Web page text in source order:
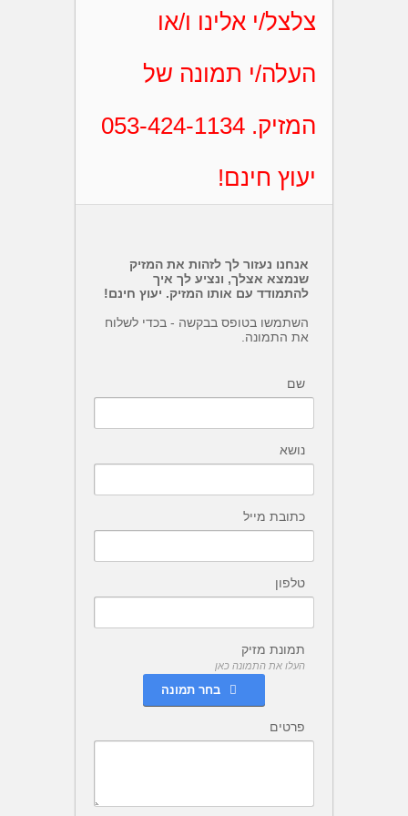
צלצל/י אלינו ו/או
העלה/י תמונה של
המזיק. 053-424-1134
יעוץ חינם!
אנחנו נעזור לך לזהות את המזיק
שנמצא אצלך, ונציע לך איך
להתמודד עם אותו המזיק. יעוץ חינם!
השתמשו בטופס בבקשה - בכדי לשלוח
את התמונה.
שם
נושא
כתובת מייל
טלפון
תמונת מזיק
העלו את התמונה כאן
בחר תמונה
פרטים